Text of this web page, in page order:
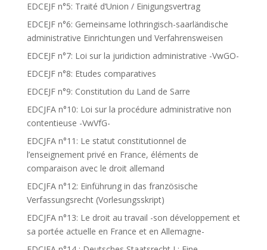
EDCEJF n°5: Traité d’Union / Einigungsvertrag
EDCEJF n°6: Gemeinsame lothringisch-saarländische
administrative Einrichtungen und Verfahrensweisen
EDCEJF n°7: Loi sur la juridiction administrative -VwGO-
EDCEJF n°8: Etudes comparatives
EDCEJF n°9: Constitution du Land de Sarre
EDCJFA n°10: Loi sur la procédure administrative non
contentieuse -VwVfG-
EDCJFA n°11: Le statut constitutionnel de
l’enseignement privé en France, éléments de
comparaison avec le droit allemand
EDCJFA n°12: Einführung in das französische
Verfassungsrecht (Vorlesungsskript)
EDCJFA n°13: Le droit au travail -son développement et
sa portée actuelle en France et en Allemagne-